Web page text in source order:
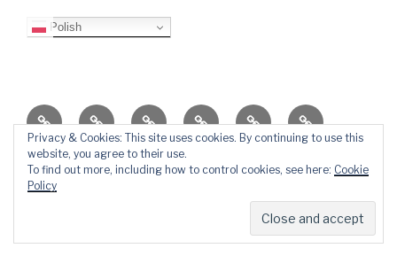
Polish
O
blogu
Top
Lista
Ewangelizacja
Father
Daniel
Video
Blog
PB
KontaktŚlady
Privacy & Cookies: This site uses cookies. By continuing to use this
website, you agree to their use.
To find out more, including how to control cookies, see here: Cookie
Policy